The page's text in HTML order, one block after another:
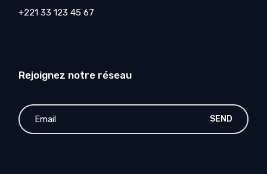
+221 33 123 45 67
Rejoignez notre réseau
SEND